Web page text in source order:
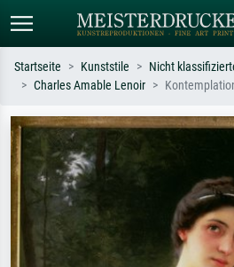
Suchen Sie nach Künstlern, Werktiteln
oder Stilen – z.B. Monet,
Sternennacht, Impressionismus, Welle
Hokusai, Akt.
Startseite Kunststile
Nicht
Charles Amable Lenoir